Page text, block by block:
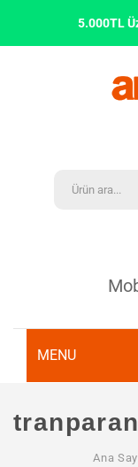
5.000TL
MENU
KURUMSAL
tranparan
Ana